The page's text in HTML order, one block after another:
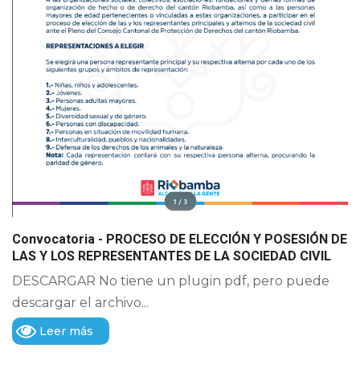
Convocatoria - PROCESO DE ELECCIÓN Y POSESIÓN DE
LAS Y LOS REPRESENTANTES DE LA SOCIEDAD CIVIL
DESCARGAR No tiene un plugin pdf, pero puede
descargar el archivo...
Leer más